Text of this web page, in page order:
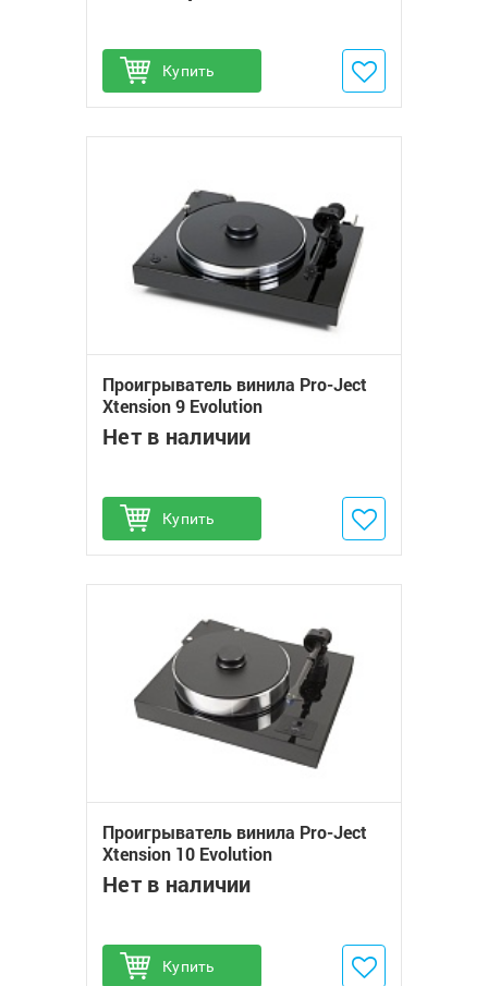
Купить
Добавить в избранное
Проигрыватель винила Pro-Ject
Xtension 9 Evolution
Нет в наличии
Купить
Добавить в избранное
Проигрыватель винила Pro-Ject
Xtension 10 Evolution
Нет в наличии
Купить
Добавить в избранное